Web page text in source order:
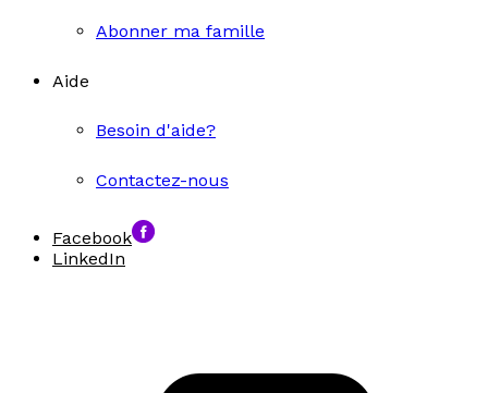
Abonner ma famille
Aide
Besoin d'aide?
Contactez-nous
Facebook
LinkedIn